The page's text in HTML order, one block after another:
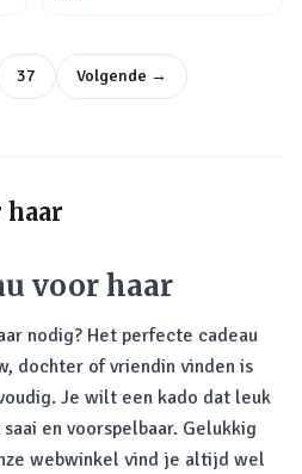
37 Volgende →
haar
voor haar
nodig? Het perfecte cadeau
dochter of vriendin vinden is
Je wilt een kado dat leuk
en voorspelbaar. Gelukkig
webwinkel vind je altijd wel